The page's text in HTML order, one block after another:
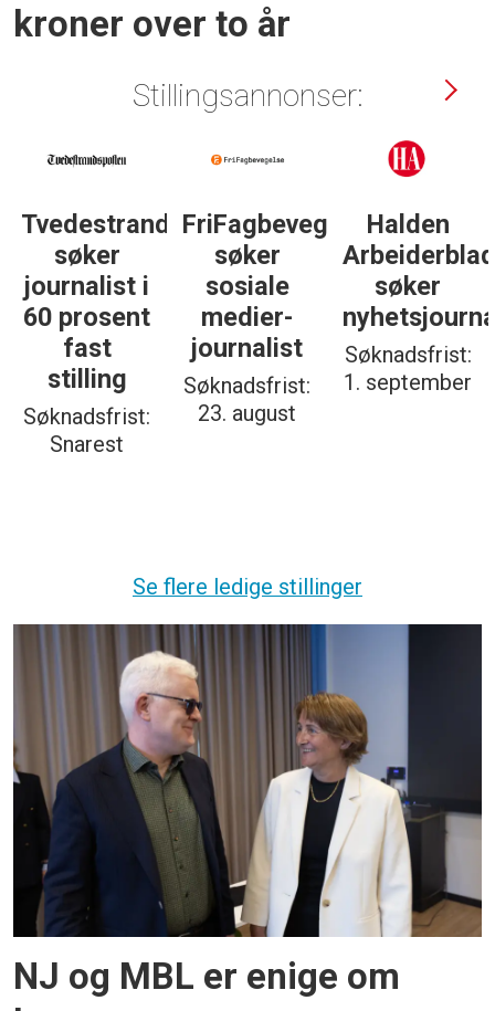
kroner over to år
Stillingsannonser:
FriFagbevegelse
søker
sosiale
medier-
journalist
Søknadsfrist:
23. august
Halden
Arbeiderblad
søker
nyhetsjournalist
Søknadsfrist:
1. september
25. juni
søker
journalist
Søknadsfrist:
19. august
Se flere ledige stillinger
NJ og MBL er enige om